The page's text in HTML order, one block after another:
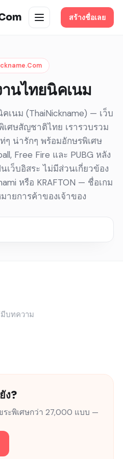
สร้างชื่อเลย
นไทยนิคเนม
เนม (ThaiNickname) — เว็บ
เศษสัญชาติไทย เรารวบรวม
ๆ น่ารักๆ พร้อมอักษรพิเศษ
Free Fire และ PUBG หลัง
เว็บอิสระ ไม่มีส่วนเกี่ยวข้อง
หรือ KRAFTON — ชื่อเกม
ายการค้าของเจ้าของ
บทความ
ง?
ระพิเศษกว่า 27,000 แบบ —